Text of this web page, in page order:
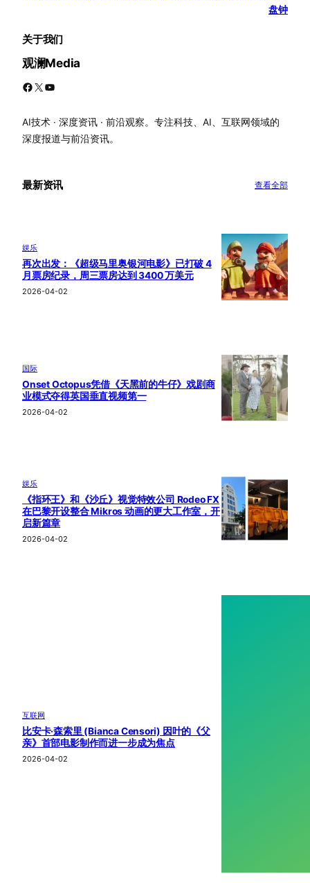
盘钟
关于我们
观澜Media
Facebook X YouTube
AI技术 · 深度资讯 · 前沿观察。专注科技、AI、互联网领域的
深度报道与前沿资讯。
最新资讯 查看全部
娱乐
再次出发：《超级马里奥银河电影》已打破 4
月票房纪录，周三票房达到 3400 万美元
2026-04-02
国际
Onset Octopus凭借《天黑前的牛仔》戏剧商
业模式夺得英国垂直视频第一
2026-04-02
娱乐
《指环王》和《沙丘》视觉特效公司 Rodeo FX
在巴黎开设整合 Mikros 动画的更大工作室，开
启新篇章
2026-04-02
互联网
比安卡·森索里 (Bianca Censori) 因叶的《父
亲》首部电影制作而进一步成为焦点
2026-04-02